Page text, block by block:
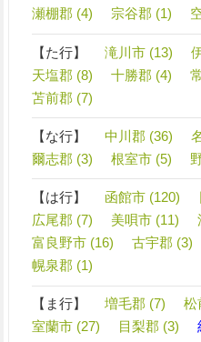
瀬棚郡 (4)
宗谷郡 (1)
【た行】 滝川市 (13)
天塩郡 (8)
十勝郡 (4)
苫前郡 (7)
【な行】 中川郡 (36)
爾志郡 (3)
根室市 (5)
【は行】 函館市 (120)
広尾郡 (7)
美唄市 (11)
富良野市 (16)
古宇郡 (3)
幌泉郡 (1)
【ま行】 増毛郡 (7) 松
室蘭市 (27)
目梨郡 (3)